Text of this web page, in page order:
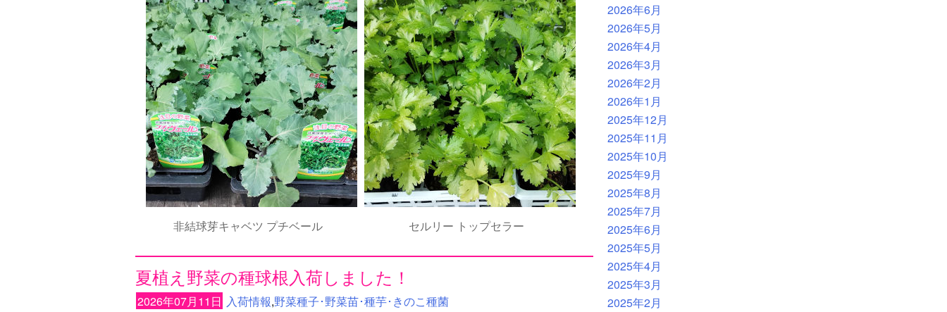
非結球芽キャベツ プチベール セルリー トップセラー
夏植え野菜の種球根入荷しました！
2026年07月11日 入荷情報,野菜種子･野菜苗･種芋･きのこ種菌
2026年6月
2026年5月
2026年4月
2026年3月
2026年2月
2026年1月
2025年12月
2025年11月
2025年10月
2025年9月
2025年8月
2025年7月
2025年6月
2025年5月
2025年4月
2025年3月
2025年2月